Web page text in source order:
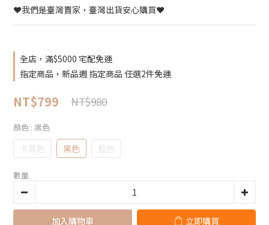
❤️我們是臺灣賣家，臺灣出貨安心購買❤️
全店，滿$5000 宅配免運
指定商品，新品週 指定商品 任選2件免運
NT$799 NT$980
顏色 : 黑色
卡其色 黑色 藍色
數量
加入購物車 立即購買